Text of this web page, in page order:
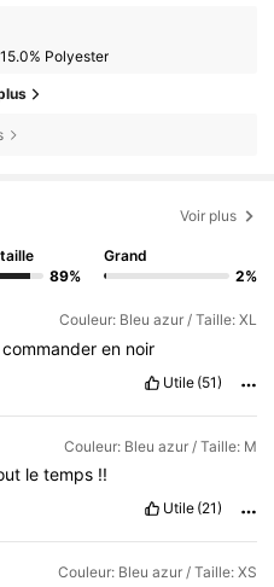
Polyester
Voir plus
89%
Grand
2%
Couleur: Bleu azur / Taille: XL
commander en noir
Utile (51)
Couleur: Bleu azur / Taille: M
le temps !!
Utile (21)
Couleur: Bleu azur / Taille: XS